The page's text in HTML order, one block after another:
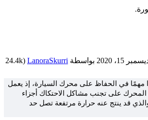
15، 2020 بواسطة LanoraSkurri
(
24.4k
في الحفاظ على محرك السيارة، إذ يعمل
على تجنب مشاكل الاحتكاك أجزاء
قد ينتج عنه حرارة مرتفعة تصل حد